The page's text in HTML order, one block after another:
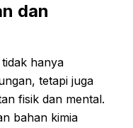
dan
hanya
tetapi juga
fisik dan mental.
bahan kimia